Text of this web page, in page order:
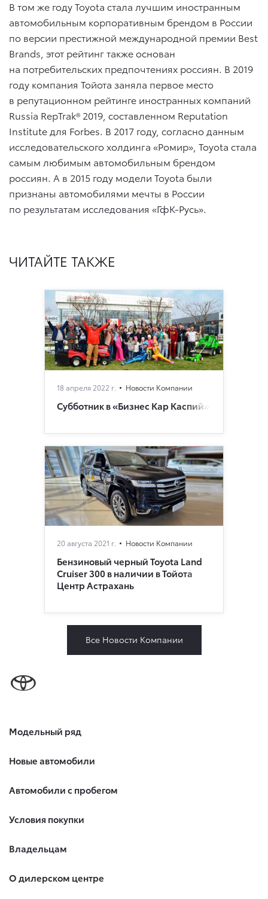
В том же году Toyota стала лучшим иностранным
автомобильным корпоративным брендом в России
по версии престижной международной премии Best
Brands, этот рейтинг также основан
на потребительских предпочтениях россиян. В 2019
году компания Тойота заняла первое место
в репутационном рейтинге иностранных компаний
Russia RepTrak® 2019, составленном Reputation
Institute для Forbes. В 2017 году, согласно данным
исследовательского холдинга «Ромир», Toyota стала
самым любимым автомобильным брендом
россиян. А в 2015 году модели Toyota были
признаны автомобилями мечты в России
по результатам исследования «ГфК-Русь».
ЧИТАЙТЕ ТАКЖЕ
18 апреля 2022 г. Новости Компании
Субботник в «Бизнес Кар Каспий»
20 августа 2021 г. Новости Компании
Бензиновый черный Toyota Land
Cruiser 300 в наличии в Тойота
Центр Астрахань
Все Новости Компании
Модельный ряд
Новые автомобили
Автомобили с пробегом
Условия покупки
Владельцам
О дилерском центре